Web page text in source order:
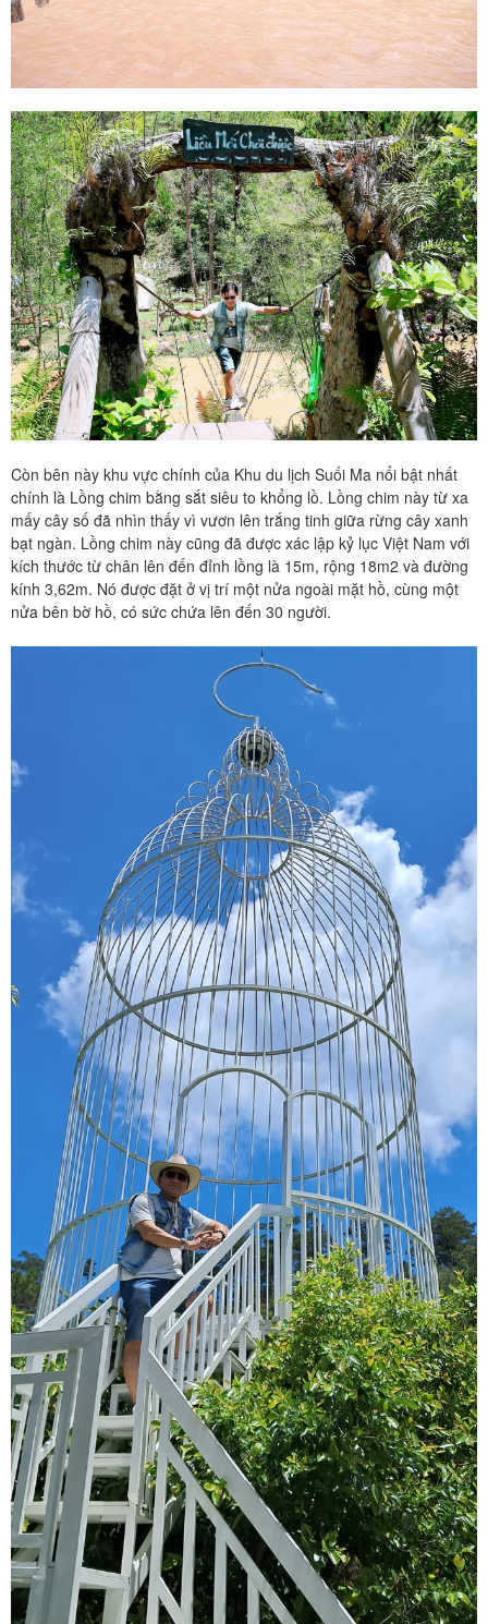
Còn bên này khu vực chính của Khu du lịch Suối Ma nổi bật nhất
chính là Lồng chim bằng sắt siêu to khổng lồ. Lồng chim này từ xa
mấy cây số đã nhìn thấy vì vươn lên trắng tinh giữa rừng cây xanh
bạt ngàn. Lồng chim này cũng đã được xác lập kỷ lục Việt Nam với
kích thước từ chân lên đến đỉnh lồng là 15m, rộng 18m2 và đường
kính 3,62m. Nó được đặt ở vị trí một nửa ngoài mặt hồ, cùng một
nửa bên bờ hồ, có sức chứa lên đến 30 người.